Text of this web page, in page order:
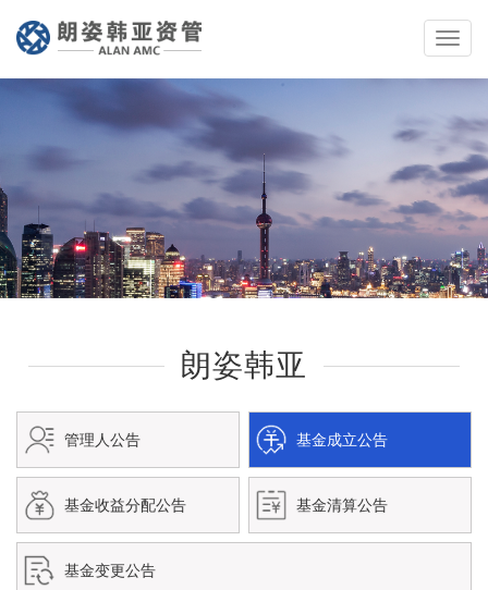
Toggle
朗姿韩亚
管理人公告 基金成立公告
基金收益分配公告 基金清算公告
基金变更公告